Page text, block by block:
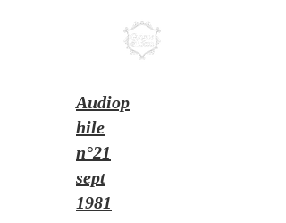
Audiop
hile
n°21
sept
1981